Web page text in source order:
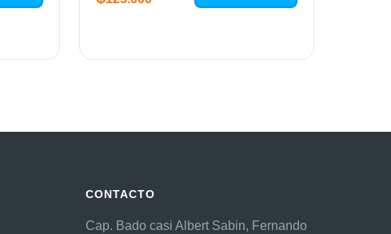
CONTACTO
Cap. Bado casi Albert Sabin, Fernando